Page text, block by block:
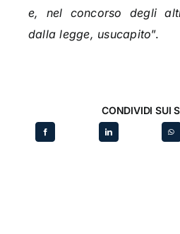
e, nel concorso degli
dalla legge, usucapito”.
CONDIVIDI SUI